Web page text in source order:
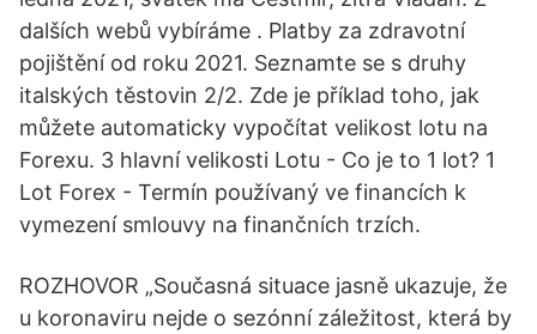
dalších webů vybíráme . Platby za zdravotní
pojištění od roku 2021. Seznamte se s druhy
italských těstovin 2/2. Zde je příklad toho, jak
můžete automaticky vypočítat velikost lotu na
Forexu. 3 hlavní velikosti Lotu - Co je to 1 lot? 1
Lot Forex - Termín používaný ve financích k
vymezení smlouvy na finančních trzích.
ROZHOVOR „Současná situace jasně ukazuje, že
u koronaviru nejde o sezónní záležitost, která by